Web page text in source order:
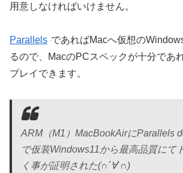
用意しなければいけません。
Parallels であればMacへ仮想の
るので、MacのPCスペックが十分であ
プレイできます。
ARM（M1）MacBookAirにParallels
で仮装Windows11から最高品質にて
く事が証明された(∩´∀`∩)